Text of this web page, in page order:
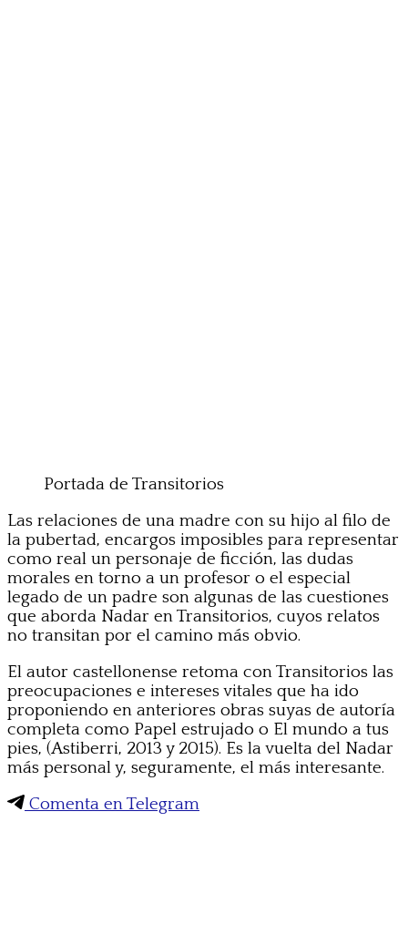
Portada de Transitorios
Las relaciones de una madre con su hijo al filo de
la pubertad, encargos imposibles para representar
como real un personaje de ficción, las dudas
morales en torno a un profesor o el especial
legado de un padre son algunas de las cuestiones
que aborda Nadar en Transitorios, cuyos relatos
no transitan por el camino más obvio.
El autor castellonense retoma con Transitorios las
preocupaciones e intereses vitales que ha ido
proponiendo en anteriores obras suyas de autoría
completa como Papel estrujado o El mundo a tus
pies, (Astiberri, 2013 y 2015). Es la vuelta del Nadar
más personal y, seguramente, el más interesante.
Comenta en Telegram